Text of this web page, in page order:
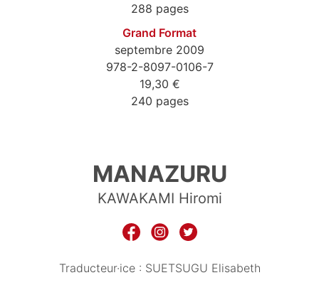
288 pages
Grand Format
septembre 2009
978-2-8097-0106-7
19,30 €
240 pages
MANAZURU
KAWAKAMI Hiromi
Traducteur·ice : SUETSUGU Elisabeth